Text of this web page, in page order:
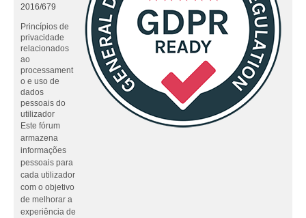
2016/679
Princípios de
privacidade
relacionados
ao
processament
o e uso de
dados
pessoais do
utilizador
Este fórum
armazena
informações
pessoais para
cada utilizador
com o objetivo
de melhorar a
experiência de